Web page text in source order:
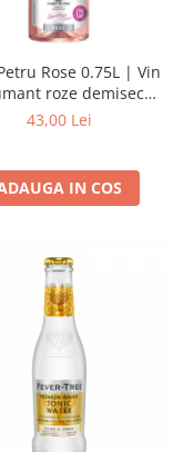
Rose 0.75L | Vin
roze demisec
dezalcoolizat
43,00 Lei
IN COS